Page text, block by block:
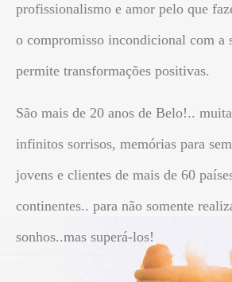
profissionalismo e amor pelo que
o compromisso incondicional com a
permite transformações positivas.
São mais de 20 anos de Belo!..
infinitos sorrisos, memórias para
jovens e clientes de mais de 60
continentes.. para não somente
sonhos..mas superá-los!